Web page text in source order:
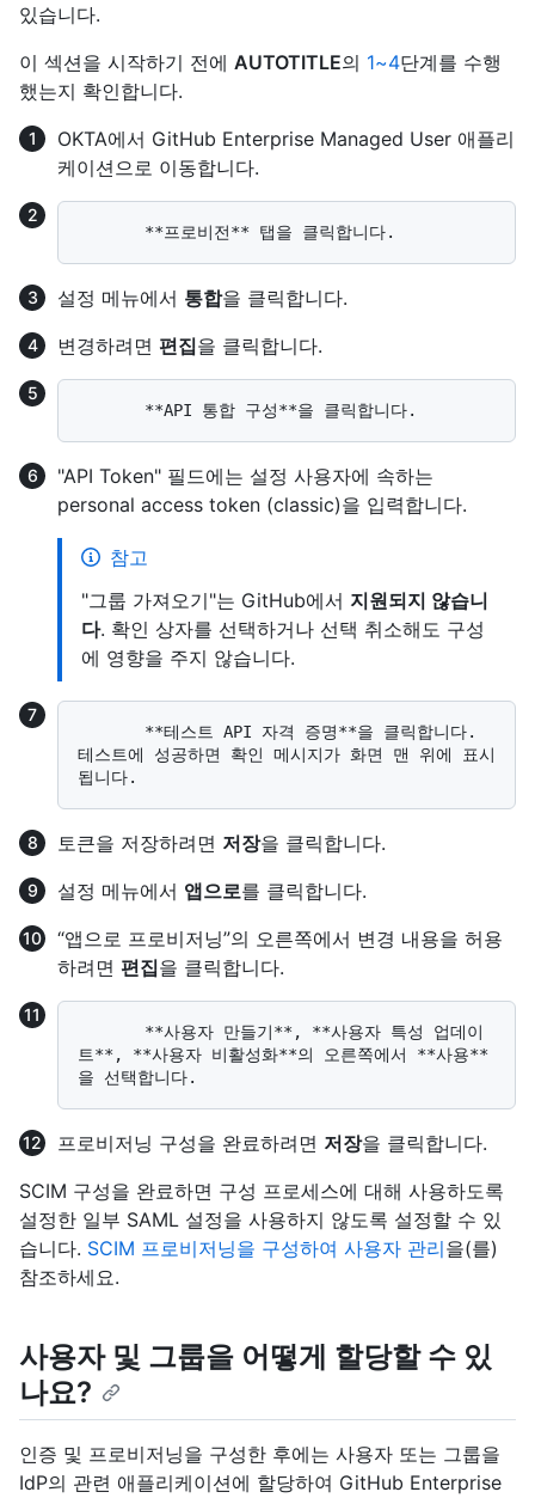
있습니다.
이 섹션을 시작하기 전에 AUTOTITLE의 1~4단계를 수행
했는지 확인합니다.
OKTA에서 GitHub Enterprise Managed User 애플리
케이션으로 이동합니다.
설정 메뉴에서 통합을 클릭합니다.
변경하려면 편집을 클릭합니다.
"API Token" 필드에는 설정 사용자에 속하는
personal access token (classic)을 입력합니다.
참고
"그룹 가져오기"는 GitHub에서 지원되지 않습니
다. 확인 상자를 선택하거나 선택 취소해도 구성
에 영향을 주지 않습니다.
테스트에 성공하면 확인 메시지가 화면 맨 위에 표시
토큰을 저장하려면 저장을 클릭합니다.
설정 메뉴에서 앱으로를 클릭합니다.
“앱으로 프로비저닝”의 오른쪽에서 변경 내용을 허용
하려면 편집을 클릭합니다.
트**, **사용자 비활성화**의 오른쪽에서 **사용**
프로비저닝 구성을 완료하려면 저장을 클릭합니다.
SCIM 구성을 완료하면 구성 프로세스에 대해 사용하도록
설정한 일부 SAML 설정을 사용하지 않도록 설정할 수 있
습니다. SCIM 프로비저닝을 구성하여 사용자 관리을(를)
참조하세요.
사용자 및 그룹을 어떻게 할당할 수 있
나요?
인증 및 프로비저닝을 구성한 후에는 사용자 또는 그룹을
IdP의 관련 애플리케이션에 할당하여 GitHub Enterprise